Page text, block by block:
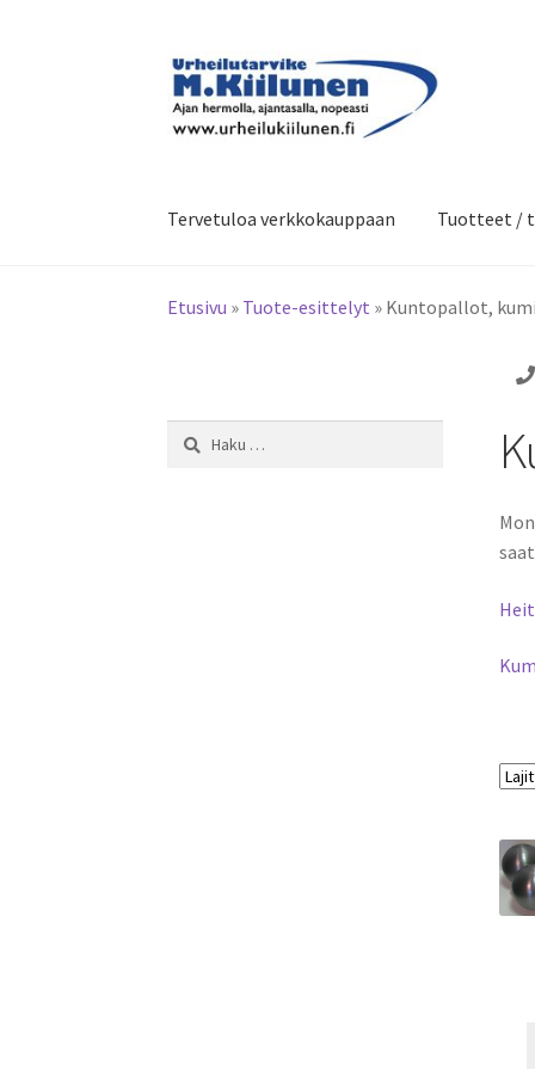
Siirry
navigointiin
Siirry
sisältöön
Tervetuloa verkkokauppaan Tuotteet /
Etusivu » Tuote-esittelyt » Kuntopallot,
Haku: